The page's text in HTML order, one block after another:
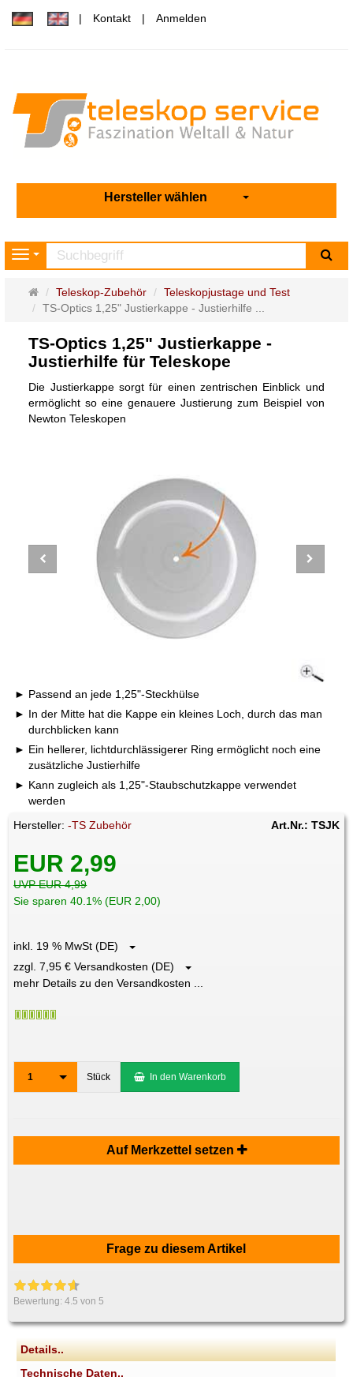
Kontakt Anmelden
Hersteller wählen
Navigation
Startseite
Teleskop-Zubehör
Teleskopjustage und Test
TS-Optics 1,25" Justierkappe - Justierhilfe ...
TS-Optics 1,25" Justierkappe -
Justierhilfe für Teleskope
Die Justierkappe sorgt für einen zentrischen Einblick und
ermöglicht so eine genauere Justierung zum Beispiel von
Newton Teleskopen
Passend an jede 1,25"-Steckhülse
In der Mitte hat die Kappe ein kleines Loch, durch das man
durchblicken kann
Ein hellerer, lichtdurchlässigerer Ring ermöglicht noch eine
zusätzliche Justierhilfe
Kann zugleich als 1,25"-Staubschutzkappe verwendet
werden
Hersteller:-TS Zubehör Art.Nr.: TSJK
EUR 2,99
UVP EUR 4,99
Sie sparen 40.1% (EUR 2,00)
inkl. 19 % MwSt (DE)
zzgl. 7,95 € Versandkosten (DE)
mehr Details zu den Versandkosten ...
1 Stück In den Warenkorb
Auf Merkzettel setzen
Frage zu diesem Artikel
Bewertung:4.5 von 5
Details..
Technische Daten..